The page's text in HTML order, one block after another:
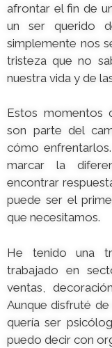
afrontar el fin de
un ser querido
simplemente nos
tristeza que no
nuestra vida y de
Estos momentos
son parte del
cómo
marcar la
encontrar
puede ser el
que necesitamos.
He tenido una
trabajado en
ventas,
Aunque disfruté
quería ser
puedo decir con